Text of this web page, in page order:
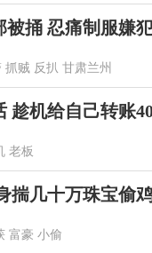
捅 忍痛制服嫌
抓贼 反扒 甘肃兰州
趁机给自己转账
老板
揣几十万珠宝偷
富豪 小偷